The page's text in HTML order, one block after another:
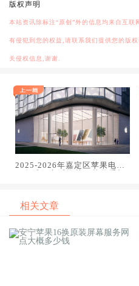
版权声明
本站资讯除标注“原创”外的信息均来自互
有侵犯到您的权益,请联系我们提供您的版
关侵权信息,谢谢.
2025-2026年嘉定区苹果电话
相关文章